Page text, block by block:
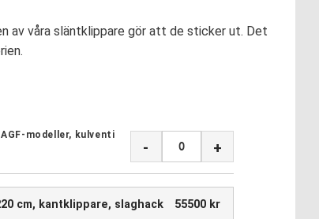
av våra släntklippare gör att de sticker ut. Det
modeller, kulventi
+
-
cm, kantklippare, slaghack 55500 kr